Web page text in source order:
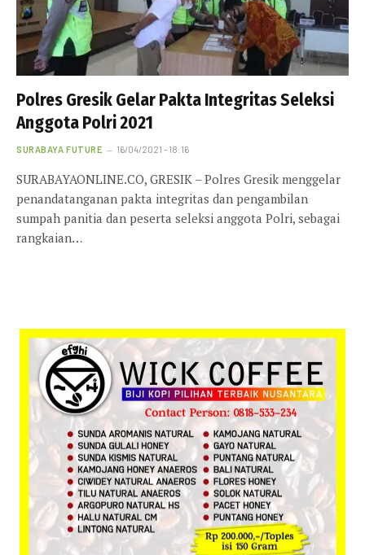
Polres Gresik Gelar Pakta Integritas Seleksi
Anggota Polri 2021
SURABAYA FUTURE 16/04/2021 - 18:16
SURABAYAONLINE.CO, GRESIK – Polres Gresik menggelar
penandatanganan pakta integritas dan pengambilan
sumpah panitia dan peserta seleksi anggota Polri, sebagai
rangkaian…